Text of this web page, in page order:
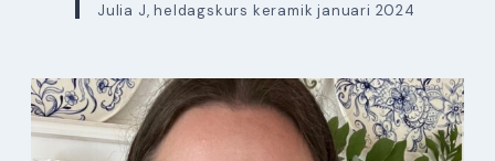
Julia J, heldagskurs keramik januari 2024